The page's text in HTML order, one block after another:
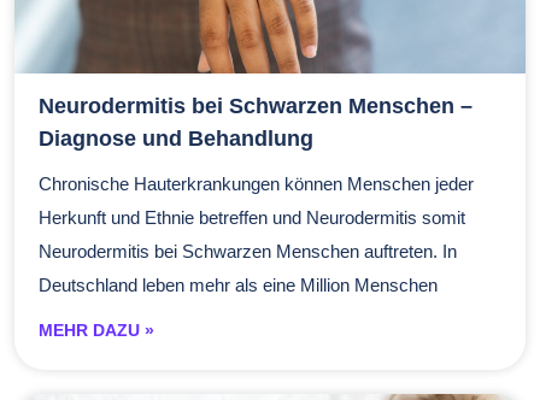
Neurodermitis bei Schwarzen Menschen –
Diagnose und Behandlung
Chronische Hauterkrankungen können Menschen jeder
Herkunft und Ethnie betreffen und Neurodermitis somit
Neurodermitis bei Schwarzen Menschen auftreten. In
Deutschland leben mehr als eine Million Menschen
MEHR DAZU »